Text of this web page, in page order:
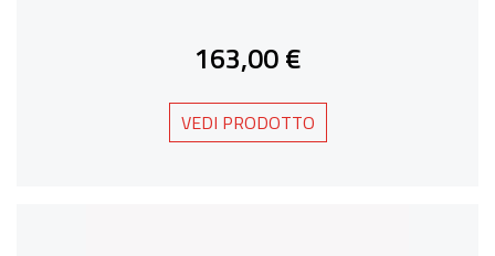
163,00 €
VEDI PRODOTTO